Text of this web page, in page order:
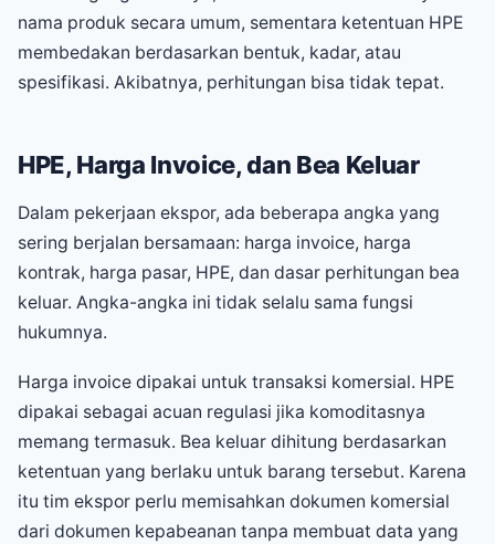
nama produk secara umum, sementara ketentuan HPE
membedakan berdasarkan bentuk, kadar, atau
spesifikasi. Akibatnya, perhitungan bisa tidak tepat.
HPE, Harga Invoice, dan Bea Keluar
Dalam pekerjaan ekspor, ada beberapa angka yang
sering berjalan bersamaan: harga invoice, harga
kontrak, harga pasar, HPE, dan dasar perhitungan bea
keluar. Angka-angka ini tidak selalu sama fungsi
hukumnya.
Harga invoice dipakai untuk transaksi komersial. HPE
dipakai sebagai acuan regulasi jika komoditasnya
memang termasuk. Bea keluar dihitung berdasarkan
ketentuan yang berlaku untuk barang tersebut. Karena
itu tim ekspor perlu memisahkan dokumen komersial
dari dokumen kepabeanan tanpa membuat data yang